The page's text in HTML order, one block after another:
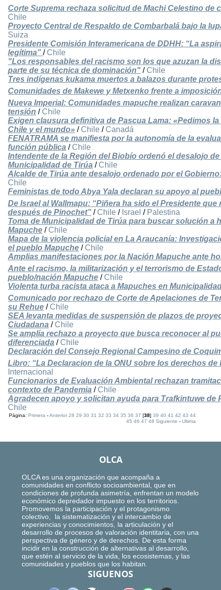
Corte Suprema rechaza solicitud de Machi Celestino de
Chile
Proyecto Central de Respaldo de Combarbalá bajo la
Suiza
Presidente Comisión Interamericana de DDHH: “La
legítima” / Chile
"Los responsables del racismo son los que azuzan la
parte de su técnica de dominación" / Chile
Tres indígenas kukama muertos a balazos durante
Comunidades de Makewe y Metxenko frente a
Nueva Imperial: Comunidades mapuche realizan
tensión / Chile
Exigen clausura definitiva de Pascua Lama: «Pedimos
Chile y el mundo» / Chile / Canadá
FENATRAMA se manifiesta por la autonomía de la
función pública / Chile
Intendente de la Región del Biobío ordenó el desalojo
Municipalidad de Tirúa / Chile
Alcalde de Tirúa ante desalojo ordenado por el
Chile
Feministas de todo Abya Yala declaran su apoyo al
De Israel al Wallmapu: “Piñera ha sido el Presidente
después de Pinochet” / Chile / Israel / Palestina
Toma de Municipalidad de Tirúa para buscar solución a
Mapuche / Chile
Mapa de la violencia policial en La Araucanía:
el pueblo Mapuche / Chile
Amplias manifestaciones por la Nación Mapuche ante
Ante el racismo, la militarización y el terrorismo de
pueblo/nación Mapuche / Chile
Violenta turba racista ataca a Mapuches en
Comunicado por rechazo de Corte de Apelaciones de
su Rehue / Chile
SEA levanta medidas de suspensión de plazos de
Ciudadana / Chile
Se amplía rechazo a proyecto que busca reconocer al
diferenciada / Chile
Declaración del Consejo Regional Campesino de
Libro: “La Declaracion de la ONU sobre los derechos
Internacional
Funcionarios de Evaluación Ambiental rechazan
contexto de Pandemia / Chile
Agradecen apoyo y solicitan ayuda para Trafkintuwe
Chile
Página:Primera -Anterior 28 29 30 31 32 33 34 35 36 37 [38]39 40 41 42 43 44
45 46 47 48 Siguiente -Ultima
OLCA
OLCA es una organización que acompaña a
comunidades en conflicto socioambiental, que en
condiciones de profunda asimetría, enfrentan un modelo
económico depredador impuesto en los territorios.
Promovemos la participación y el protagonismo
colectivo, la sistematización y el intercambio de
experiencias y conocimientos, la articulación y el
desarrollo de procesos de valoración identitaria, con una
perspectiva de género y de derechos. De esta forma
incidir en la construcción de alternativas al desarrollo,
que estén al servicio de la vida, los ecosistemas, y las
comunidades y pueblos que los habitan.
SIGUENOS